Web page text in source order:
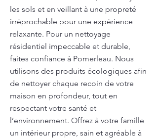
les sols et en veillant à une propreté
irréprochable pour une expérience
relaxante. Pour un nettoyage
résidentiel impeccable et durable,
faites confiance à Pomerleau. Nous
utilisons des produits écologiques afin
de nettoyer chaque recoin de votre
maison en profondeur, tout en
respectant votre santé et
l’environnement. Offrez à votre famille
un intérieur propre, sain et agréable à